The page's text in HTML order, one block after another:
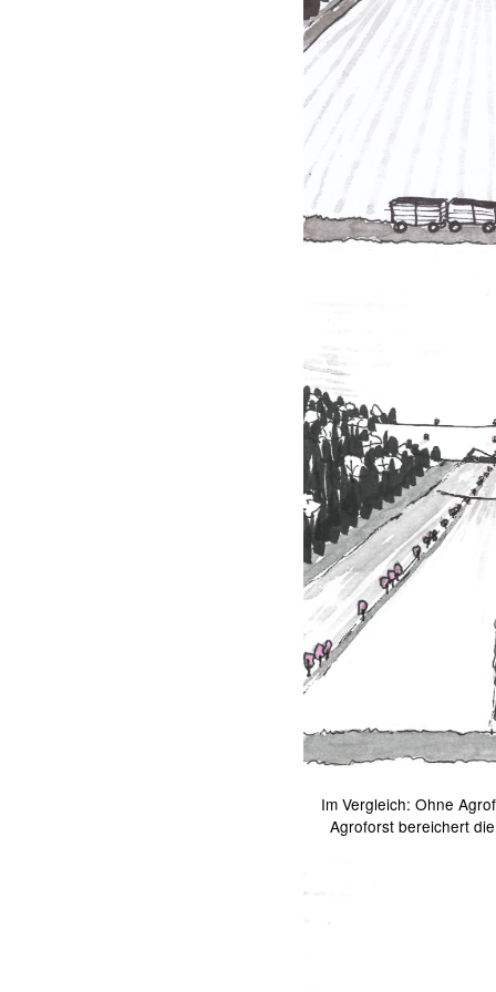
Im Vergleich: Ohne
Agroforst bereichert